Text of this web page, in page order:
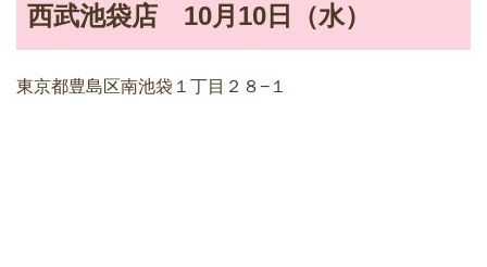
西武池袋店 10月10日（水）
東京都豊島区南池袋１丁目２８−１